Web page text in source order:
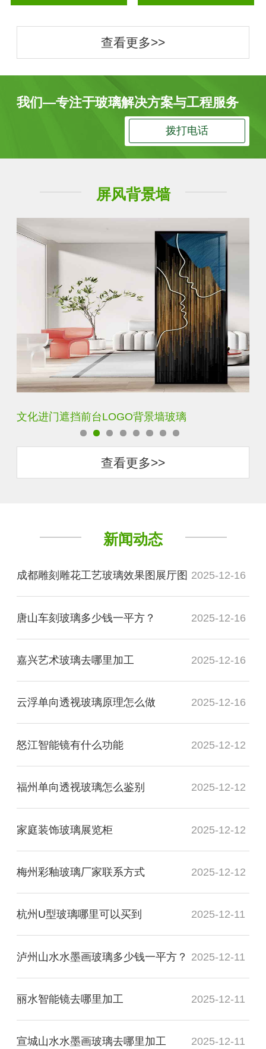
查看更多>>
我们—专注于玻璃解决方案与工程服务
拨打电话
屏风背景墙
文化进门遮挡前台LOGO背景墙玻璃
查看更多>>
新闻动态
成都雕刻雕花工艺玻璃效果图展厅图 2025-12-16
唐山车刻玻璃多少钱一平方？ 2025-12-16
嘉兴艺术玻璃去哪里加工 2025-12-16
云浮单向透视玻璃原理怎么做 2025-12-16
怒江智能镜有什么功能 2025-12-12
福州单向透视玻璃怎么鉴别 2025-12-12
家庭装饰玻璃展览柜 2025-12-12
梅州彩釉玻璃厂家联系方式 2025-12-12
杭州U型玻璃哪里可以买到 2025-12-11
泸州山水水墨画玻璃多少钱一平方？ 2025-12-11
丽水智能镜去哪里加工 2025-12-11
宣城山水水墨画玻璃去哪里加工 2025-12-11